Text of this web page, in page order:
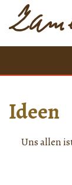
Ideen
Uns allen